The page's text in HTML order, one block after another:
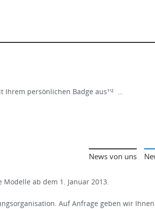
Ihrem persönlichen Badge aus¹'² …
News von uns
ab dem 1. Januar 2013.
Auf Anfrage geben wir